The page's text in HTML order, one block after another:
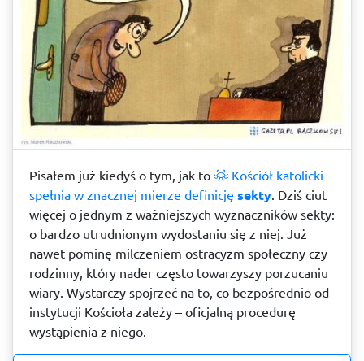
Pisałem już kiedyś o tym, jak to
Kościół katolicki
spełnia w znacznej mierze definicję sekty. Dziś ciut
więcej o jednym z ważniejszych wyznaczników sekty:
o bardzo utrudnionym wydostaniu się z niej. Już
nawet pominę milczeniem ostracyzm społeczny czy
rodzinny, który nader często towarzyszy porzucaniu
wiary. Wystarczy spojrzeć na to, co bezpośrednio od
instytucji Kościoła zależy – oficjalną procedurę
wystąpienia z niego.